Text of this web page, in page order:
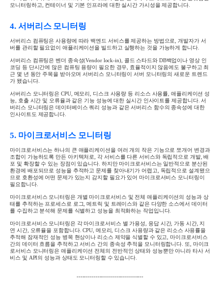
모니터링하고 컨테이너 및 기본 인프라에 대한 실시간 가시성을 제공합니다.
4. 서버리스 모니터링
서버리스 컴퓨팅은 사용량에 따라 백엔드 서비스를 제공하는 방법으로
개발자가 서
버를 관리할 필요없이 애플리케이션을 빌드하고 실행하는 것을 가능하게 합니다.
서버리스 컴퓨팅은 벤더 종속성(Vendor lock-in), 콜드 스타드와DB백업이나 영상 인
코딩 등 단시간에 많은 컴퓨팅 용량이 필요한 경우 효율적이지 않음에도 불구하고 최
근 몇 년 동안 주목을 받아오며 서버리스 모니터링이 서버 모니터링의 새로운 트렌드
가 됐습니다.
서버리스 모니터링은CPU, 메모리 디스크 사용량 등 리소스 사용률 애플리케이션 성
능
호출 시간 및 오류율과 같은 기능 성능에 대한 실시간 인사이트를 제공합니다. 서
버리스 모니터링은 데이터베이스 쿼리 성능과 같은 서버리스 함수의 종속성에 대한
인사이트도 제공합니다
5. 마이크로서비스 모니터링
마이크로서비스는 하나의 큰 애플리케이션을 여러 개의 작은 기능으로 쪼개어 변경과
조합이 가능하도록 만든 아키텍처로
각 서비스를 다른 서비스와 독립적으로 개발,배
포 및 확장할 수 있는 장점이 있습니다. 하지만 마이크로서비스는 일반적으로 분산된
환경에 배포되므로 성능을 추적하고 문제를 찾아내기가 어렵고
독립적으로 설계됐으
므로 호환성에 어떤 문제가 있는지 감지할 필요가 있어 마이크로서비스 모니터링이
필요합니다.
마이크로서비스 모니터링은 개별 마이크로서비스 및 전체 애플리케이션의 성능과 상
태를 추적하는 프로세스로 로그 ,메트릭 및 트레이스와 같은 다양한 소스에서 데이터
를 수집하고 분석해 문제를 식별하고 성능을 최적화하는 작업입니다.
마이크로서비스 모니터링은 각 마이크로서비스 별 가용성 응답 시간, 가동 시간, 지
연 시간, 오류율을 포함합니다. CPU, 메모리 디스크 사용량과 같은 리소스 사용률을
추적해 잠재적인 성능 병목 현상이나 리소스 제약을 식별할 수 있고
마이크로서비스
간의 데이터 흐름을 추적하고 서비스 간의 종속성 추적을 모니터링합니다 또
마이크
로서비스 모니터링은 애플리케이션 전체의 전반적인 상태와 성능뿐만 아니라 타사 서
비스 및 API의 성능과 상태도 모니터링할 수 있습니다
-----------------------------------